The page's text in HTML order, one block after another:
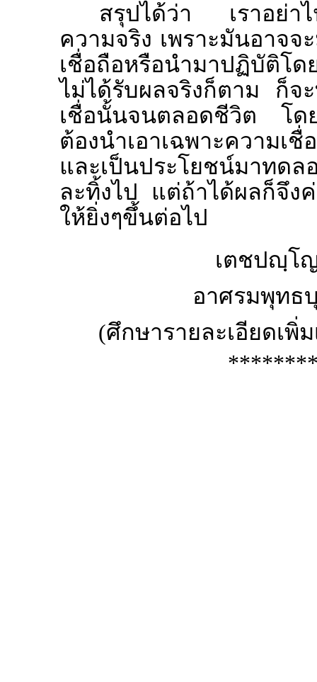
สรุปได้ว่า เราอย่าไ
ความจริง เพราะมันอาจ
เชื่อถือหรือนำมาปฏิบัติโ
ไม่ได้รับผลจริงก็ตาม ก็จะ
เชื่อนั้นจนตลอดชีวิต โดย
ต้องนำเอาเฉพาะความเ
และเป็นประโยชน์มาท
ละทิ้งไป แต่ถ้าได้ผลก็จึง
ให้ยิ่งๆขึ้นต่อไป
เตชปญฺโ
อาศรมพุทธ
(ศึกษารายละเอียดเพิ่